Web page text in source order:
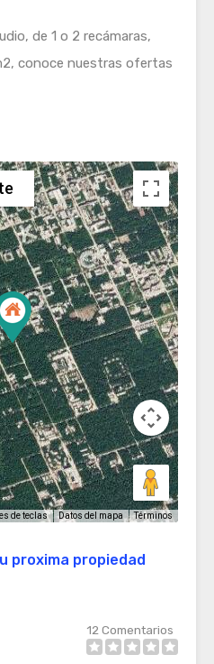
de 1 o 2 recámaras,
conoce nuestras ofertas
de teclas Datos del mapa Términos
proxima propiedad
12 Comentarios